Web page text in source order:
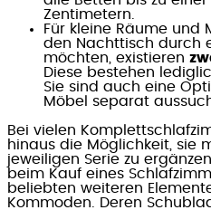
Zentimetern.
Für kleine Räume und
den Nachttisch durch
möchten, existieren
Diese bestehen
Sie sind auch eine
Möbel separat
Bei vielen
hinaus die Möglichkeit, sie
jeweiligen Serie zu
beim Kauf eines
beliebten weiteren
Kommoden. Deren